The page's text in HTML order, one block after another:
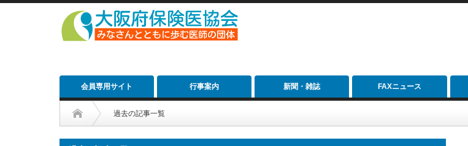
会員専用サイト 行事案内 新聞・雑誌 FAXニュース
過去の記事一覧